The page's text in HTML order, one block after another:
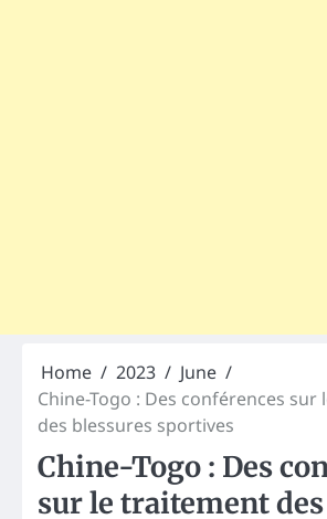
Home 2023
June
Chine-Togo : Des conférences
des blessures sportives
Chine-Togo : Des
sur le traitement des